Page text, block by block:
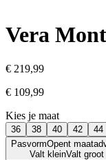
Vera Mont
€ 219,99
€ 109,99
Kies je maat
36 38 40 42
44
PasvormOpent
Valt kleinValt groot